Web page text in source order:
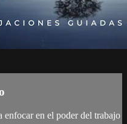
enfocar en el poder del trabajo